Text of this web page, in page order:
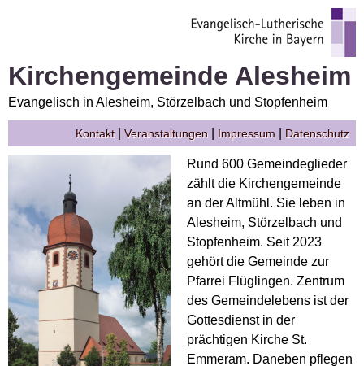
Kirchengemeinde Alesheim
Evangelisch in Alesheim, Störzelbach und Stopfenheim
Kontakt| Veranstaltungen Impressum Datenschutz
Rund 600 Gemeindeglieder
zählt die Kirchengemeinde
an der Altmühl. Sie leben in
Alesheim, Störzelbach und
Stopfenheim. Seit 2023
gehört die Gemeinde zur
Pfarrei Flüglingen. Zentrum
des Gemeindelebens ist der
Gottesdienst in der
prächtigen Kirche St.
Emmeram. Daneben pflegen